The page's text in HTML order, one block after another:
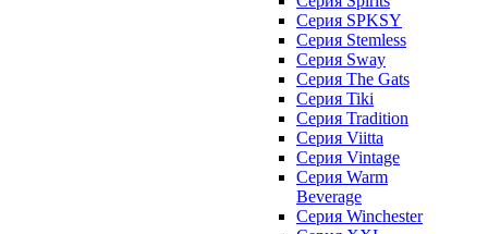
Серия SPKSY
Серия Stemless
Серия Sway
Серия The Gats
Серия Tiki
Серия Tradition
Серия Viitta
Серия Vintage
Серия Warm
Beverage
Серия Winchester